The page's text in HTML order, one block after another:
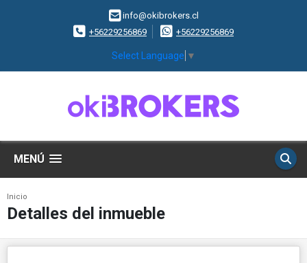
info@okibrokers.cl
+56229256869
+56229256869
Select Language ▼
MENÚ
Inicio
Detalles del inmueble